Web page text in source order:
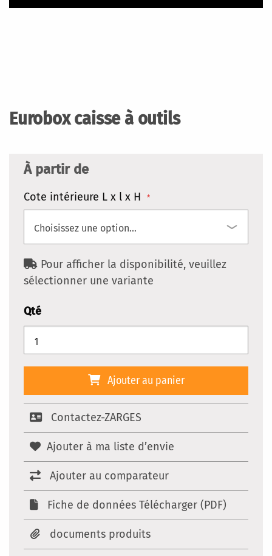
Eurobox caisse à outils
À partir de
Cote intérieure L x l x H
Pour afficher la disponibilité, veuillez
sélectionner une variante
Qté
Ajouter au panier
Contactez-ZARGES
Ajouter à ma liste d’envie
Ajouter au comparateur
Fiche de données Télécharger (PDF)
documents produits
images